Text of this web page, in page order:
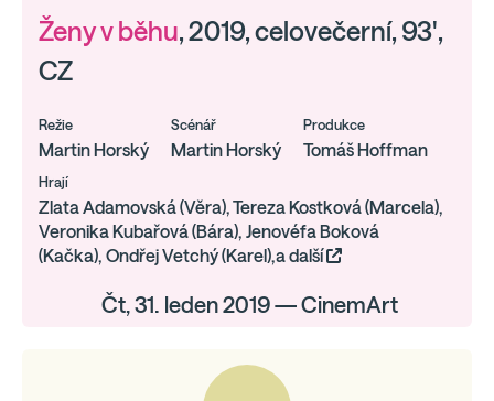
Ženy v běhu, 2019, celovečerní, 93',
CZ
Režie
Martin Horský
Scénář
Martin Horský
Produkce
Tomáš Hoffman
Hrají
Zlata Adamovská (Věra), Tereza Kostková (Marcela),
Veronika Kubařová (Bára), Jenovéfa Boková
(Kačka), Ondřej Vetchý (Karel),a další
Čt, 31. leden 2019 — CinemArt